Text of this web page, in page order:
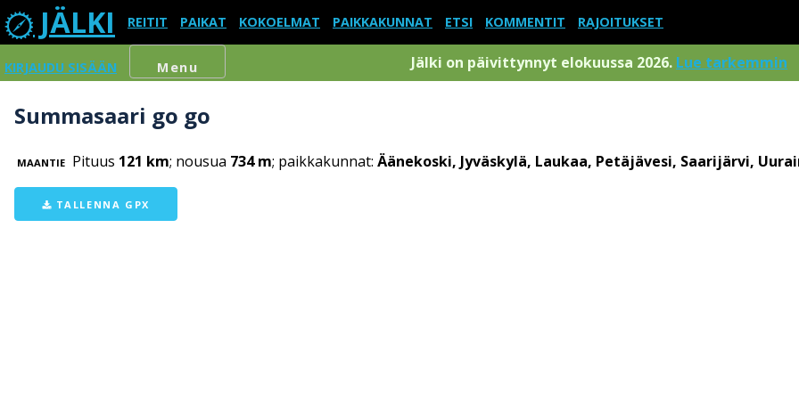
JÄLKI REITIT PAIKAT KOKOELMAT PAIKKAKUNNAT ETSI KOMMENTIT RAJOITUKSET
KIRJAUDU SISÄÄN Menu Jälki on päivittynnyt elokuussa 2026. Lue tarkemmin
Summasaari go go
MAANTIE Pituus 121 km; nousua 734 m; paikkakunnat: Äänekoski, Jyväskylä, Laukaa, Petäjävesi, Saarijärvi,
TALLENNA GPX